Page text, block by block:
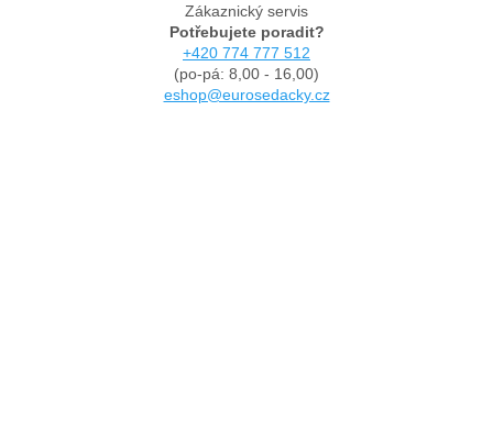
Zákaznický servis
Potřebujete poradit?
+420 774 777 512
(po-pá: 8,00 - 16,00)
eshop@eurosedacky.cz